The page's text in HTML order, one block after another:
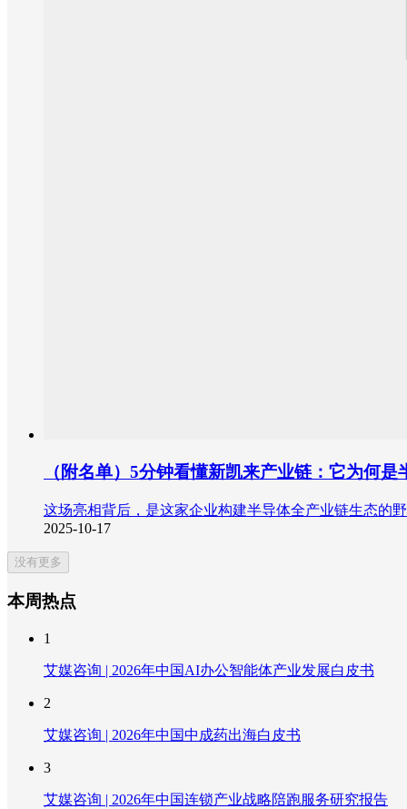
（附名单）5分钟看懂新凯来产业链：它为何
这场亮相背后，是这家企业构建半导体全产业链生态的
2025-10-17
没有更多
本周热点
1
艾媒咨询 | 2026年中国AI办公智能体产业发展白皮书
2
艾媒咨询 | 2026年中国中成药出海白皮书
3
艾媒咨询 | 2026年中国连锁产业战略陪跑服务研究报告